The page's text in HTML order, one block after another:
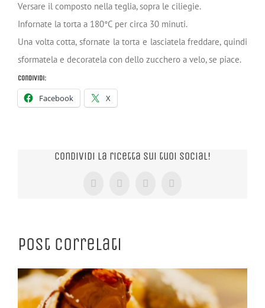
Versare il composto nella teglia, sopra le ciliegie.
Infornate la torta a 180°C per circa 30 minuti.
Una volta cotta, sfornate la torta e lasciatela freddare, quindi
sformatela e decoratela con dello zucchero a velo, se piace.
Condividi:
Facebook X
Condividi la ricetta sui tuoi Social!
Facebook
X TumblrPinterest
Post correlati